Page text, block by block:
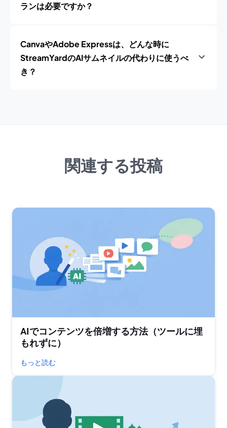
ランは必要ですか？
CanvaやAdobe Expressは、どんな時に
StreamYardのAIサムネイルの代わりに使うべ
き？
関連する投稿
AIでコンテンツを倍増する方法（ツールに埋
もれずに）
もっと読む